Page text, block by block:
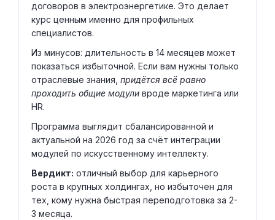
договоров в электроэнергетике. Это делает
курс ценным именно для профильных
специалистов.
Из минусов: длительность в 14 месяцев может
показаться избыточной. Если вам нужны только
отраслевые знания, придётся всё равно
проходить общие модули вроде маркетинга или
HR.
Программа выглядит сбалансированной и
актуальной на 2026 год за счёт интеграции
модулей по искусственному интеллекту.
Вердикт: отличный выбор для карьерного
роста в крупных холдингах, но избыточен для
тех, кому нужна быстрая переподготовка за 2-
3 месяца.